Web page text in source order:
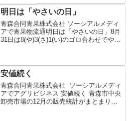
である「国光（こっこう）」、もうひと
つがこの「紅玉」...
明日は「やさいの日」
青森合同青果株式会社 ソーシアルメディ
アで青果物流通明日は「やさいの日」8月
31日は8(や)3(さ)1(い)のゴロ合わせでやさ
ぎの出荷量は全国第5位、東北では第1
位。や...
安値続く
青森合同青果株式会社 ソーシアルメディ
アでアグリビジネス 安値続く 青森市中央
卸売市場の12月の販売統計がまとまりま